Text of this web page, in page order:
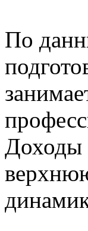
По
Доходы